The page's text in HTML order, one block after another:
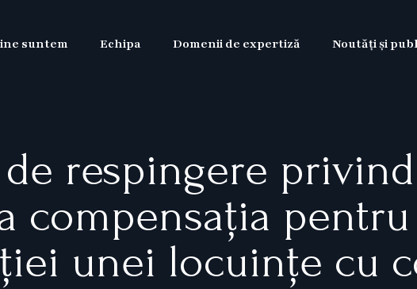
suntem Echipa Domenii de expertiză Noutăți și
de respingere
compensația
unei locuințe cu